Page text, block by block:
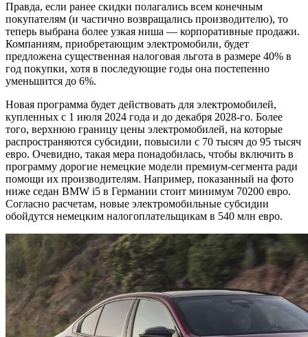
Правда, если ранее скидки полагались всем конечным
покупателям (и частично возвращались производителю), то
теперь выбрана более узкая ниша — корпоративные продажи.
Компаниям, приобретающим электромобили, будет
предложена существенная налоговая льгота в размере 40% в
год покупки, хотя в последующие годы она постепенно
уменьшится до 6%.
Новая программа будет действовать для электромобилей,
купленных с 1 июля 2024 года и до декабря 2028-го. Более
того, верхнюю границу цены электромобилей, на которые
распространяются субсидии, повысили с 70 тысяч до 95 тысяч
евро. Очевидно, такая мера понадобилась, чтобы включить в
программу дорогие немецкие модели премиум-сегмента ради
помощи их производителям. Например, показанный на фото
ниже седан BMW i5 в Германии стоит минимум 70200 евро.
Согласно расчетам, новые электромобильные субсидии
обойдутся немецким налогоплательщикам в 540 млн евро.